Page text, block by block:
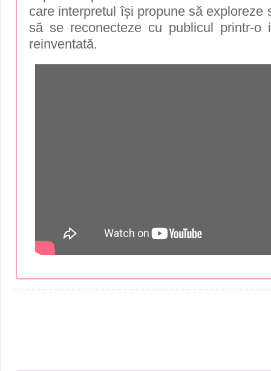
care interpretul își propune să exploreze
să se reconecteze cu publicul printr-o
reinventată.